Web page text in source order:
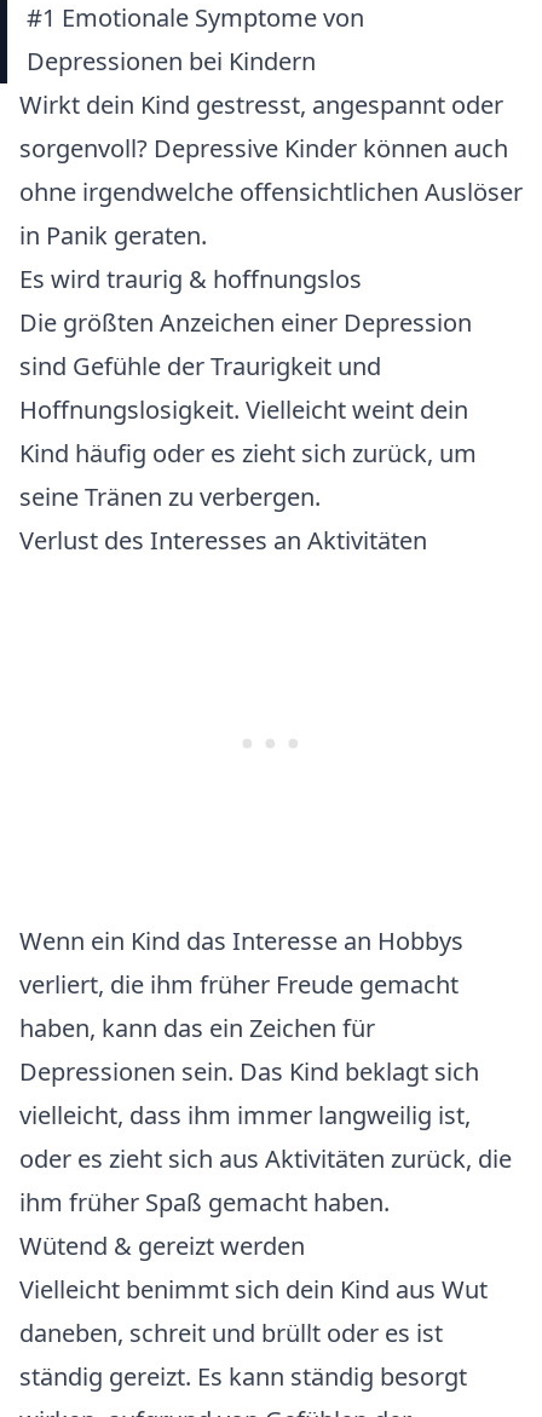
#1 Emotionale Symptome von
Depressionen bei Kindern
Wirkt dein Kind gestresst, angespannt oder
sorgenvoll? Depressive Kinder können auch
ohne irgendwelche offensichtlichen Auslöser
in Panik geraten.
Es wird traurig & hoffnungslos
Die größten Anzeichen einer Depression
sind Gefühle der Traurigkeit und
Hoffnungslosigkeit. Vielleicht weint dein
Kind häufig oder es zieht sich zurück, um
seine Tränen zu verbergen.
Verlust des Interesses an Aktivitäten
Wenn ein Kind das Interesse an Hobbys
verliert, die ihm früher Freude gemacht
haben, kann das ein Zeichen für
Depressionen sein. Das Kind beklagt sich
vielleicht, dass ihm immer langweilig ist,
oder es zieht sich aus Aktivitäten zurück, die
ihm früher Spaß gemacht haben.
Wütend & gereizt werden
Vielleicht benimmt sich dein Kind aus Wut
daneben, schreit und brüllt oder es ist
ständig gereizt. Es kann ständig besorgt